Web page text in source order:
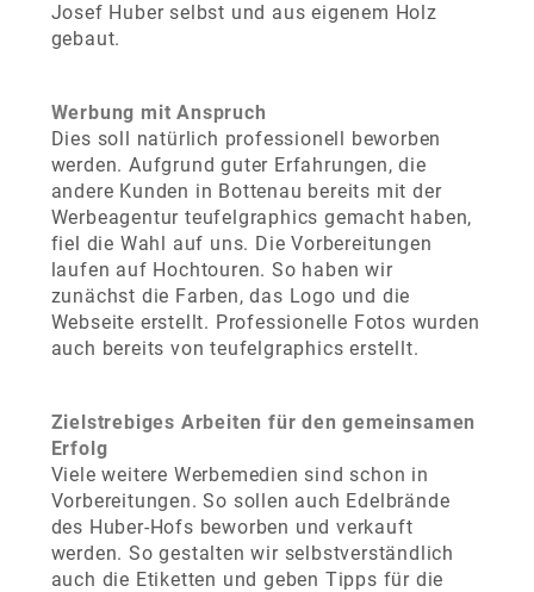
Josef Huber selbst und aus eigenem Holz
gebaut.
Werbung mit Anspruch
Dies soll natürlich professionell beworben
werden. Aufgrund guter Erfahrungen, die
andere Kunden in Bottenau bereits mit der
Werbeagentur teufelgraphics gemacht haben,
fiel die Wahl auf uns. Die Vorbereitungen
laufen auf Hochtouren. So haben wir
zunächst die Farben, das Logo und die
Webseite erstellt. Professionelle Fotos wurden
auch bereits von teufelgraphics erstellt.
Zielstrebiges Arbeiten für den gemeinsamen
Erfolg
Viele weitere Werbemedien sind schon in
Vorbereitungen. So sollen auch Edelbrände
des Huber-Hofs beworben und verkauft
werden. So gestalten wir selbstverständlich
auch die Etiketten und geben Tipps für die